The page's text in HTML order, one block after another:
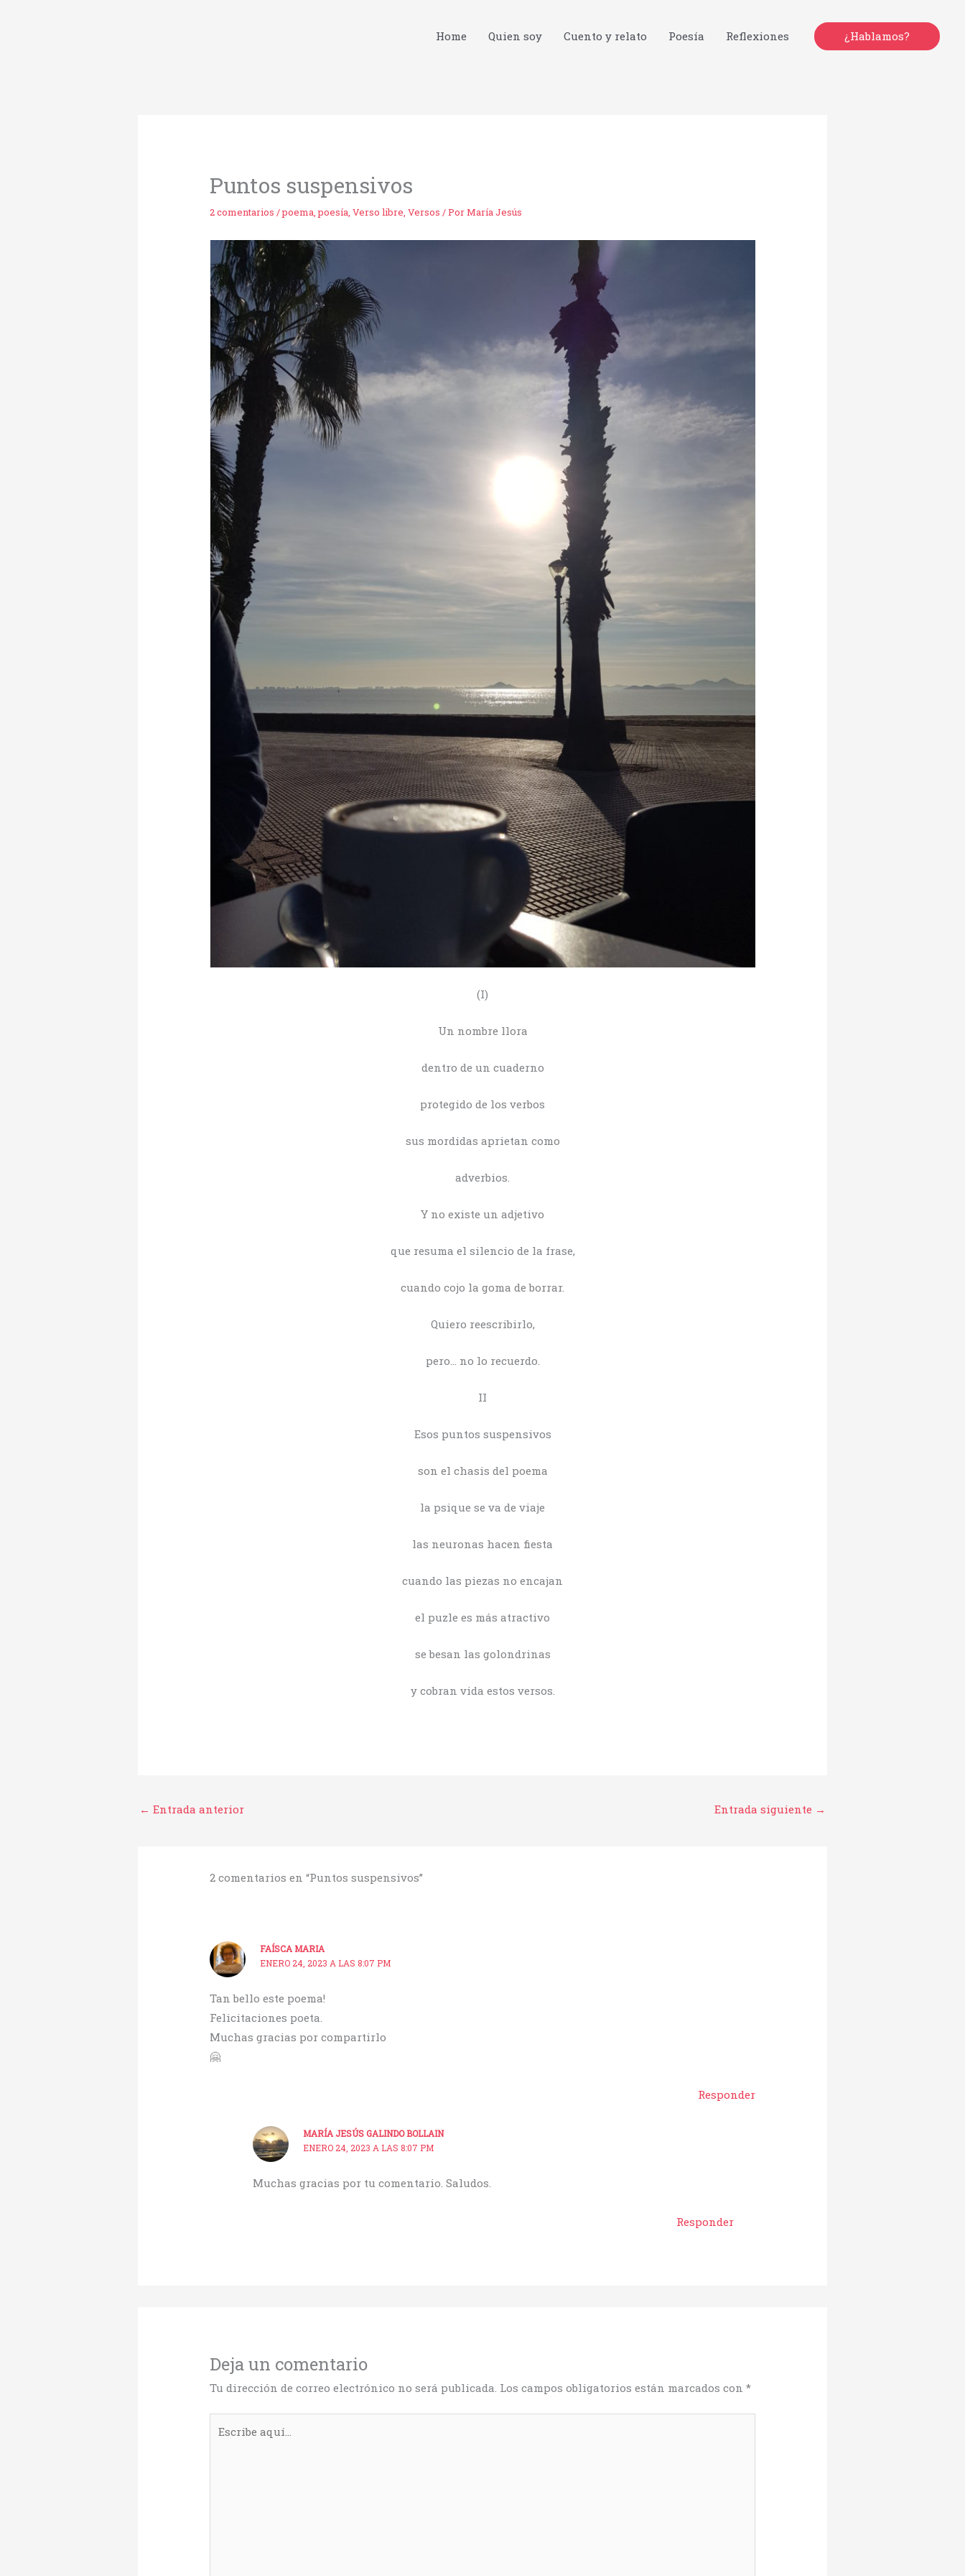
Home Quien soy Cuento y relato Poesía Reflexiones ¿Hablamos?
Puntos suspensivos
2 comentarios /poema,poesía,Verso libre,Versos / PorMaría Jesús
(I)
Un nombre llora
dentro de un cuaderno
protegido de los verbos
sus mordidas aprietan como
adverbios.
Y no existe un adjetivo
que resuma el silencio de la frase,
cuando cojo la goma de borrar.
Quiero reescribirlo,
pero… no lo recuerdo.
II
Esos puntos suspensivos
son el chasis del poema
la psique se va de viaje
las neuronas hacen fiesta
cuando las piezas no encajan
el puzle es más atractivo
se besan las golondrinas
y cobran vida estos versos.
← Entrada anterior Entrada siguiente →
2 comentarios en “Puntos suspensivos”
FAÍSCA MARIA
ENERO 24, 2023 A LAS 8:07 PM
Tan bello este poema!
Felicitaciones poeta.
Muchas gracias por compartirlo
🤗
Responder
MARÍA JESÚS GALINDO BOLLAIN
ENERO 24, 2023 A LAS 8:07 PM
Muchas gracias por tu comentario. Saludos.
Responder
Deja un comentario
Tu dirección de correo electrónico no será publicada. Los campos obligatorios están marcados con*